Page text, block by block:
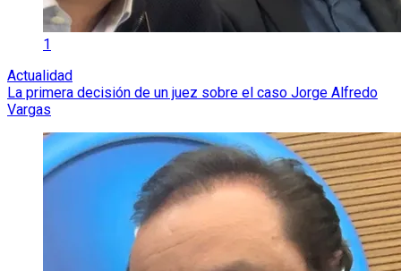
1
Actualidad
La primera decisión de un juez sobre el caso Jorge Alfredo
Vargas